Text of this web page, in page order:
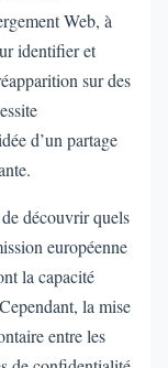
Web, à
identifier et
sur des
d’un partage
découvrir quels
européenne
la capacité
la mise
entre les